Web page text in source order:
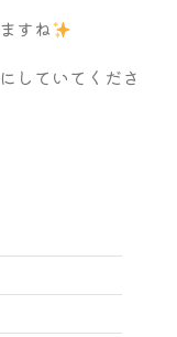
すね
していてくださ